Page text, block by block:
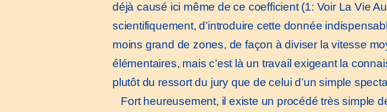
déjà causé ici même de ce coefficient (1: Voir La Vie
scientifiquement, d’introduire cette donnée
moins grand de zones, de façon à diviser la vitesse
élémentaires, mais c’est là un travail exigeant la
plutôt du ressort du jury que de celui d’un simple
Fort heureusement, il existe un procédé très simple